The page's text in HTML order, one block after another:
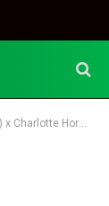
Hornets (24-25)